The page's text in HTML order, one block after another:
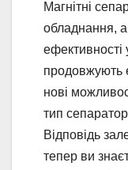
Магнітні
обладнання,
продовжують
нові
тип
Відповідь
тепер ви